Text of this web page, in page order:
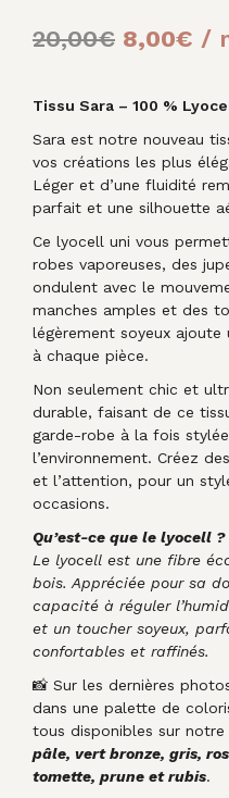
20,00€ Le
initial
était :
20,00€.
8,00€ Le
/
Tissu Sara – 100 %
Sara est notre nouveau
vos créations les plus
Léger et d’une fluidité
parfait et une silhouette
Ce lyocell uni vous
robes vaporeuses, des
ondulent avec le
manches amples et des
légèrement soyeux
à chaque pièce.
Non seulement chic et
durable, faisant de ce
garde-robe à la fois
l’environnement. Créez
et l’attention, pour un
occasions.
Qu’est-ce que le lyocell ?
Le lyocell est une fibre
bois. Appréciée pour sa
capacité à réguler
et un toucher soyeux,
confortables et raffinés.
📸 Sur les dernières
dans une palette de
tous disponibles sur
pâle, vert bronze, gris,
tomette, prune et rubis.